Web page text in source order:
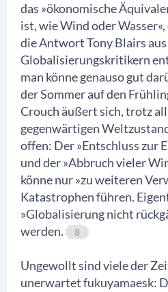
das »ökonomische
ist, wie Wind oder
die Antwort Tony Blairs
Globalisierungskritikern
man könne genauso gut
der Sommer auf den
Crouch äußert sich, trotz
gegenwärtigen
offen: Der »Entschluss zur
und der »Abbruch vieler
könne nur »zu weiteren
Katastrophen führen.
»Globalisierung nicht
werden.
8
Ungewollt sind viele der
unerwartet fukuyamaesk: